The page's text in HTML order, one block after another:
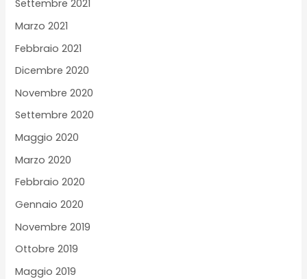
Settembre 2021
Marzo 2021
Febbraio 2021
Dicembre 2020
Novembre 2020
Settembre 2020
Maggio 2020
Marzo 2020
Febbraio 2020
Gennaio 2020
Novembre 2019
Ottobre 2019
Maggio 2019